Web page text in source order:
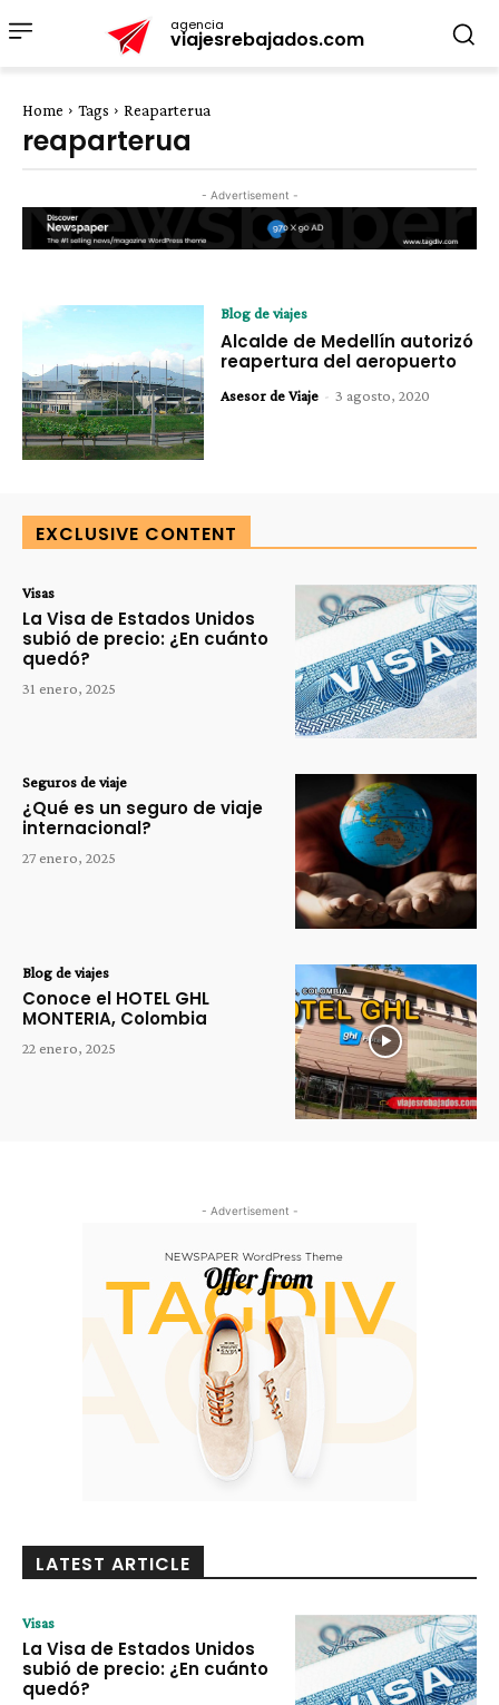
agencia
viajesrebajados.com
Home Tags Reaparterua
reaparterua
- Advertisement -
Blog de viajes
Alcalde de Medellín autorizó
reapertura del aeropuerto
Asesor de Viaje - 3 agosto, 2020
EXCLUSIVE CONTENT
Visas
La Visa de Estados Unidos
subió de precio: ¿En cuánto
quedó?
31 enero, 2025
Seguros de viaje
¿Qué es un seguro de viaje
internacional?
27 enero, 2025
Blog de viajes
Conoce el HOTEL GHL
MONTERIA, Colombia
22 enero, 2025
- Advertisement -
LATEST ARTICLE
Visas
La Visa de Estados Unidos
subió de precio: ¿En cuánto
quedó?